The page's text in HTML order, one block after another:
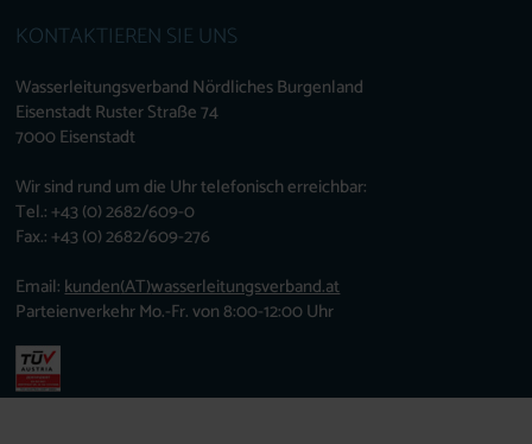
KONTAKTIEREN SIE UNS
Wasserleitungsverband Nördliches Burgenland
Eisenstadt Ruster Straße 74
7000 Eisenstadt
Wir sind rund um die Uhr telefonisch erreichbar:
Tel.: +43 (0) 2682/609-0
Fax.: +43 (0) 2682/609-276
Email:kunden(AT)wasserleitungsverband.at
Parteienverkehr Mo.-Fr. von 8:00-12:00 Uhr